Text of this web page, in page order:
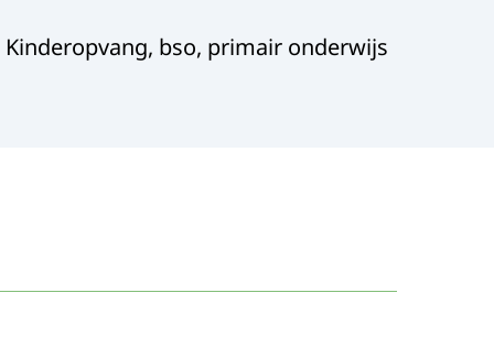
bso, primair onderwijs